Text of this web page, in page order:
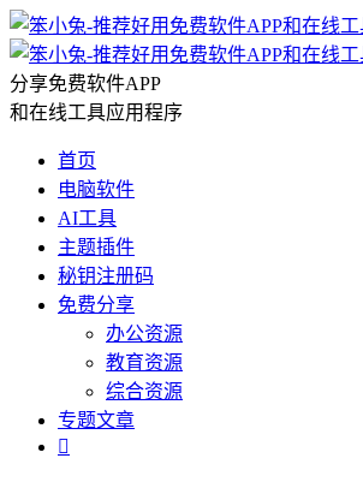
分享免费软件APP
和在线工具应用程序
首页
电脑软件
AI工具
主题插件
秘钥注册码
免费分享
办公资源
教育资源
综合资源
专题文章
